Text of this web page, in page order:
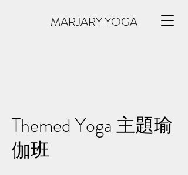
MARJARY YOGA
Themed Yoga 主題瑜
伽班